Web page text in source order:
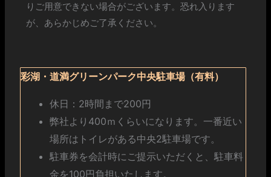
りご用意できない場合がございます。恐れ入ります
が、あらかじめご了承ください。
彩湖・道満グリーンパーク中央駐車場 （有料）
休日：2時間まで200円
弊社より400ｍくらいになります。一番近い
場所はトイレがある中央2駐車場です。
駐車券を会計時にご提示いただくと、駐車料
金を100円負担いたします。